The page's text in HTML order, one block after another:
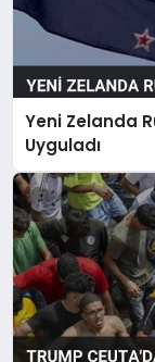
Yeni Zelanda
Uyguladı